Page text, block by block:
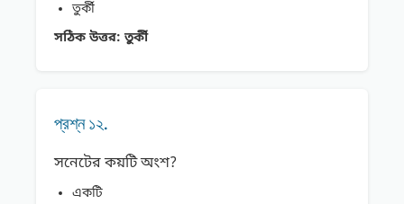
তুর্কী
সঠিক উত্তর: তুর্কী
প্রশ্ন ১২.
সনেটের কয়টি অংশ?
একটি